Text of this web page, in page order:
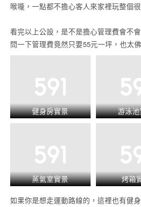
喉嚨，一點都不擔心客人來家裡玩整個很
看完以上公設，是不是擔心管理費會不
問一下管理費竟然只要55元一坪，也太
健身房實景 游泳
蒸氣室實景 烤箱
如果你是想走運動路線的，這裡也有健